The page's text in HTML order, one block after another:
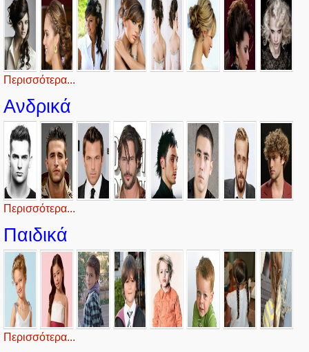
Περισσότερα...
Ανδρικά
Περισσότερα...
Παιδικά
Περισσότερα...